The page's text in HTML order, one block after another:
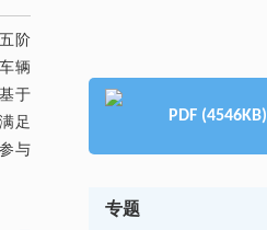
阶
辆
于
足
与
PDF (4546KB)
专题